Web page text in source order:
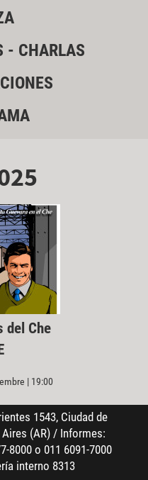
- CHARLAS
del Che
| 19:00
1543, Ciudad de
Aires (AR) / Informes:
8000 o 011 6091-7000
interno 8313